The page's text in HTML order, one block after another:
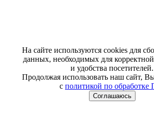
На сайте используются cookies для
данных, необходимых для
и удобства посетителей.
Продолжая использовать наш сайт,
с политикой по обработке
Соглашаюсь